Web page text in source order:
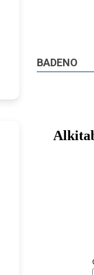
BADENO